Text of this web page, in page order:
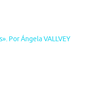
Por Ángela VALLVEY